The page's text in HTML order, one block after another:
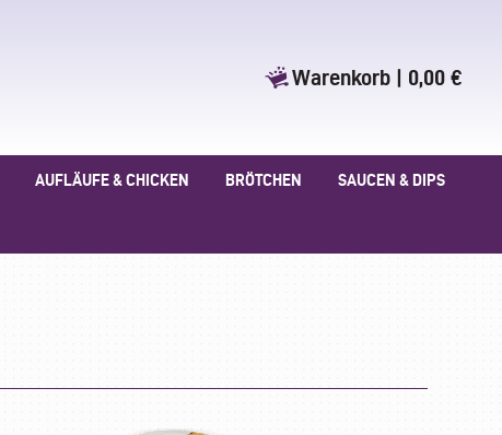
Warenkorb | 0,00 €
AUFLÄUFE & CHICKEN BRÖTCHEN SAUCEN & DIPS